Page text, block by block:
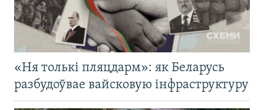
«Ня толькі пляцдарм»: як Беларусь
разбудоўвае вайсковую інфраструктуру